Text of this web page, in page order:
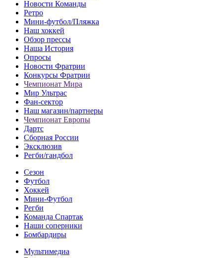
Новости Команды
Ретро
Мини-футбол/Пляжка
Наш хоккей
Обзор прессы
Наша История
Опросы
Новости Фратрии
Конкурсы Фратрии
Чемпионат Мира
Мир Ультрас
Фан-cектор
Наш магазин/партнеры
Чемпионат Европы
Дартс
Сборная России
Эксклюзив
Регби/гандбол
Сезон
Футбол
Хоккей
Мини-Футбол
Регби
Команда Спартак
Наши соперники
Бомбардиры
Мультимедиа